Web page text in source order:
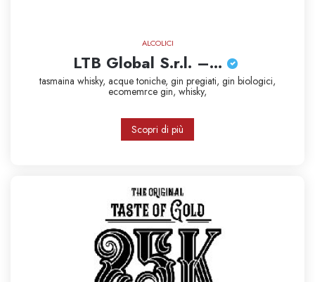
ALCOLICI
LTB Global S.r.l. –...
tasmaina whisky, acque toniche, gin pregiati, gin biologici,
ecomemrce gin, whisky,
Scopri di più